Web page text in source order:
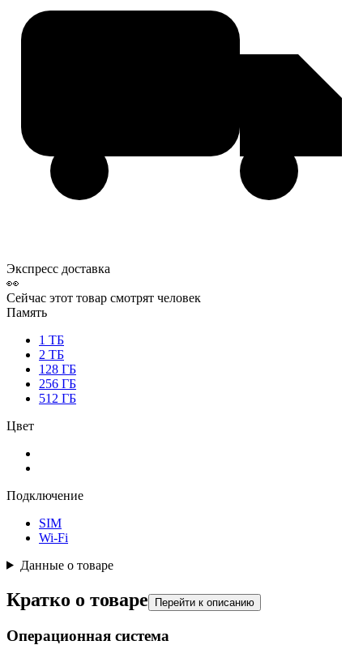
Экспресс доставка
👀
Сейчас этот товар смотрят человек
Память
1 ТБ
2 ТБ
128 ГБ
256 ГБ
512 ГБ
Цвет
Подключение
SIM
Wi-Fi
Данные о товаре
Кратко о товаре Перейти к описанию
Операционная система